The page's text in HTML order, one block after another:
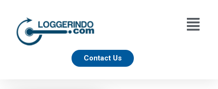
Contact Us